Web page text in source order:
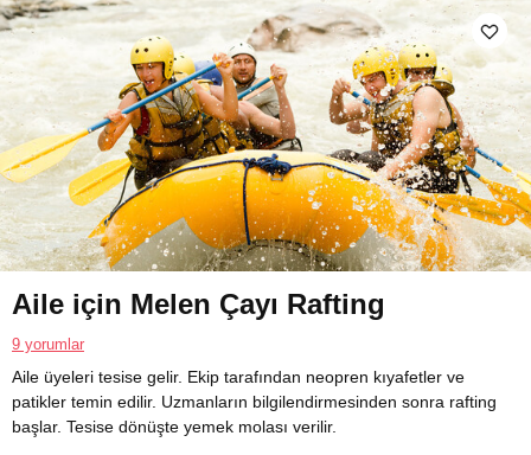
Aile için Melen Çayı Rafting
9 yorumlar
Aile üyeleri tesise gelir. Ekip tarafından neopren kıyafetler ve
patikler temin edilir. Uzmanların bilgilendirmesinden sonra rafting
başlar. Tesise dönüşte yemek molası verilir.